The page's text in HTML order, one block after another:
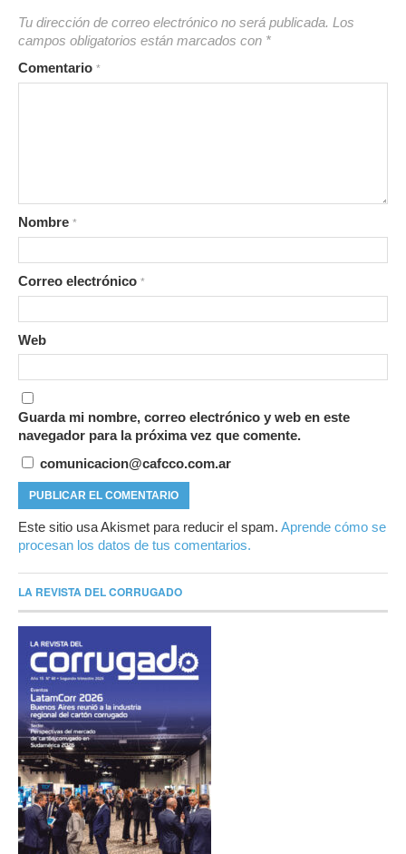
Tu dirección de correo electrónico no será publicada. Los
campos obligatorios están marcados con *
Comentario *
Nombre *
Correo electrónico *
Web
Guarda mi nombre, correo electrónico y web en este
navegador para la próxima vez que comente.
comunicacion@cafcco.com.ar
Este sitio usa Akismet para reducir el spam. Aprende cómo se
procesan los datos de tus comentarios.
LA REVISTA DEL CORRUGADO